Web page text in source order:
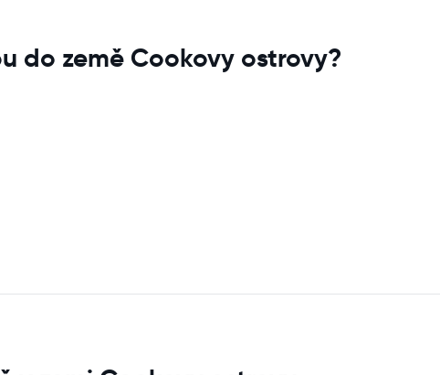
do země Cookovy ostrovy?